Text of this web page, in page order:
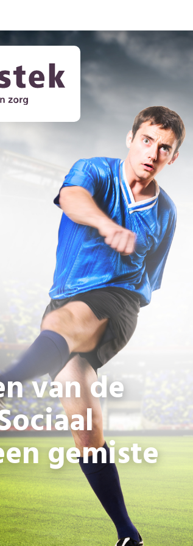
van de
gemiste